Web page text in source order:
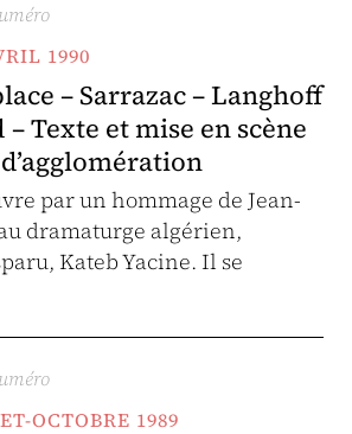
1990
– Sarrazac – Langhoff
Texte et mise en scène
par un hommage de Jean-
dramaturge algérien,
Kateb Yacine. Il se
OCTOBRE 1989